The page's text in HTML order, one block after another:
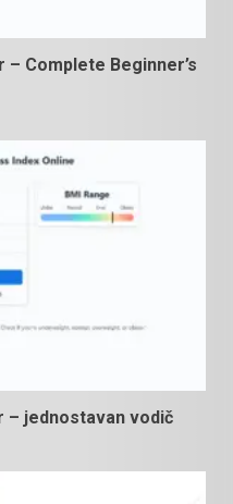
– Complete Beginner’s
– jednostavan vodič